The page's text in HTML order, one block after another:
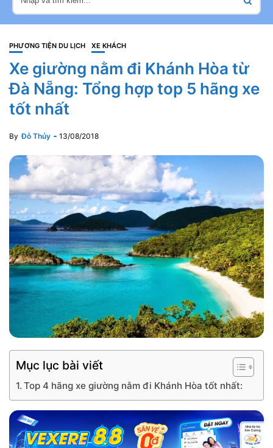
PHƯƠNG TIỆN DU LỊCH XE KHÁCH
Xe giường nằm đi Khánh Hòa từ
Đà Nẵng: Tổng hợp top 5 hãng xe
tốt nhất
By Đỗ Thủy 13/08/2018
Mục lục bài viết
Top 4 hãng xe giường nằm đi Khánh Hòa tốt nhất: